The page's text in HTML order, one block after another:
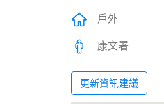
戶外
康文署
更新資訊建議